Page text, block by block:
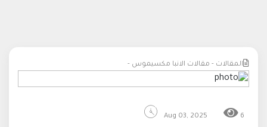
المقالات - مقالات الانبا مكسيموس -
Aug 03, 2025 6